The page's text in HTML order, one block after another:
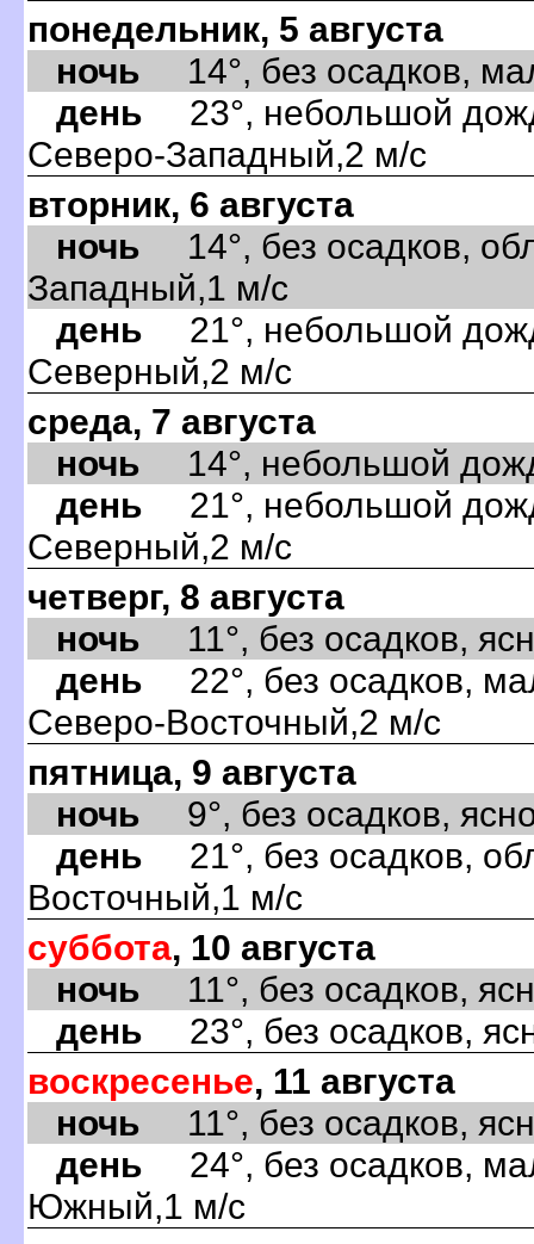
понедельник, 5 августа
ночь 14°, без осадков,
день 23°, небольшой
Северо-Западный,2 м/с
вторник, 6 августа
ночь 14°, без осадков,
Западный,1 м/с
день 21°, небольшой
Северный,2 м/с
среда, 7 августа
ночь 14°, небольшой
день 21°, небольшой
Северный,2 м/с
четверг, 8 августа
ночь 11°, без осадков,
день 22°, без осадков,
Северо-Восточный,2 м/с
пятница, 9 августа
ночь 9°, без осадков,
день 21°, без осадков,
Восточный,1 м/с
суббота, 10 августа
ночь 11°, без осадков,
день 23°, без осадков,
воскресенье, 11 августа
ночь 11°, без осадков,
день 24°, без осадков,
Южный,1 м/с